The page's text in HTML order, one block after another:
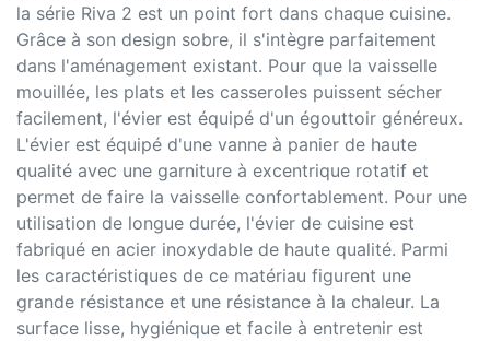
la série Riva 2 est un point fort dans chaque cuisine.
Grâce à son design sobre, il s'intègre parfaitement
dans l'aménagement existant. Pour que la vaisselle
mouillée, les plats et les casseroles puissent sécher
facilement, l'évier est équipé d'un égouttoir généreux.
L'évier est équipé d'une vanne à panier de haute
qualité avec une garniture à excentrique rotatif et
permet de faire la vaisselle confortablement. Pour une
utilisation de longue durée, l'évier de cuisine est
fabriqué en acier inoxydable de haute qualité. Parmi
les caractéristiques de ce matériau figurent une
grande résistance et une résistance à la chaleur. La
surface lisse, hygiénique et facile à entretenir est